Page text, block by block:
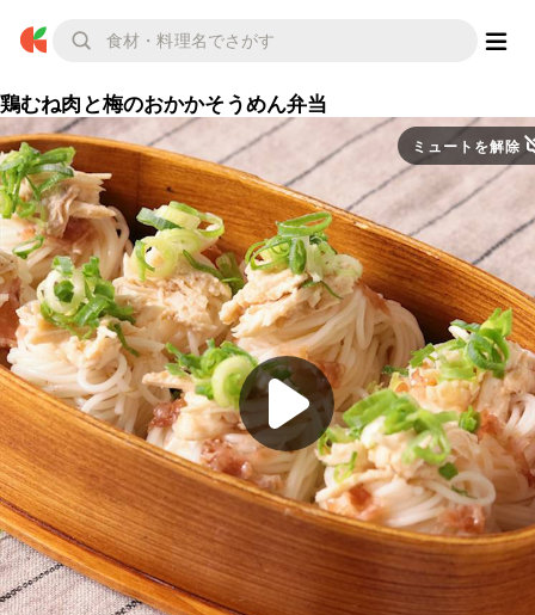
鶏むね肉と梅のおかかそうめん弁当
ミュートを解除